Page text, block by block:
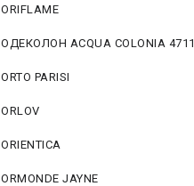
ORIFLAME
ОДЕКОЛОН ACQUA COLONIA 4711
ORTO PARISI
ORLOV
ORIENTICA
ORMONDE JAYNE